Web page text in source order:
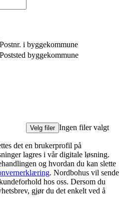
Postnr. i byggekommune
Poststed byggekommune
Velg filer Ingen filer valgt
det en brukerprofil på
lagres i vår digitale løsning.
og hvordan du kan slette
. Nordbohus vil sende
hos oss. Dersom du
gjør du det enkelt ved å